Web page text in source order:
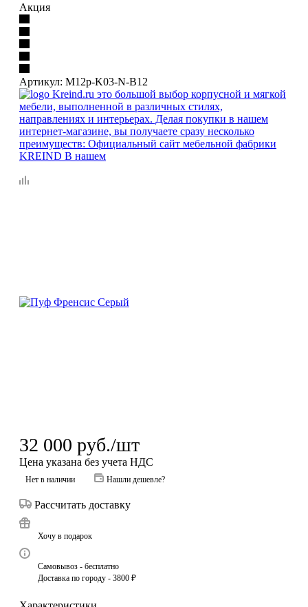
Акция
Артикул: M12p-K03-N-B12
32 000 руб./шт
Цена указана без учета НДС
Нет в наличии Нашли дешевле?
Рассчитать доставку
Хочу в подарок
Самовывоз - бесплатно
Доставка по городу - 3800 ₽